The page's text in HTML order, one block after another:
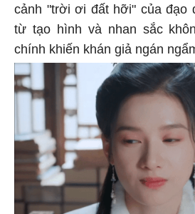
cảnh "trời ơi đất hỡi" của đạo
từ tạo hình và nhan sắc
chính khiến khán giả ngán